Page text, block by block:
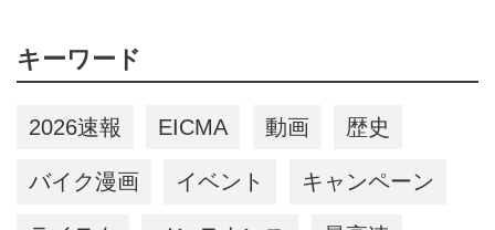
キーワード
2026速報 EICMA 動画 歴史
バイク漫画 イベント キャンペーン